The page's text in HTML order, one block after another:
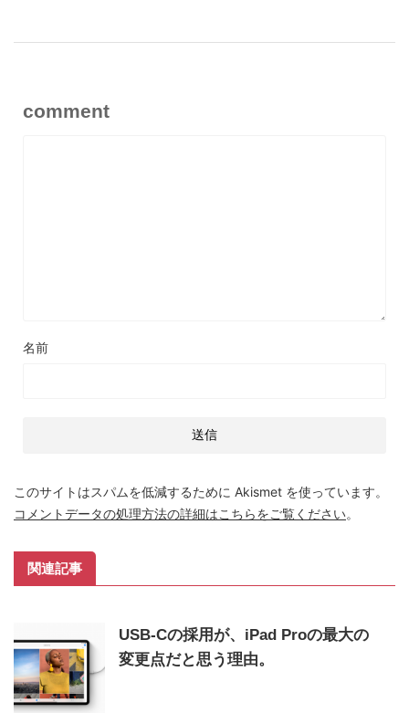
comment
名前
このサイトはスパムを低減するために Akismet を使っています。
コメントデータの処理方法の詳細はこちらをご覧ください。
関連記事
USB-Cの採用が、iPad Proの最大の
変更点だと思う理由。